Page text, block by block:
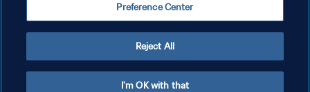
Preference Center
Reject All
I'm OK with that